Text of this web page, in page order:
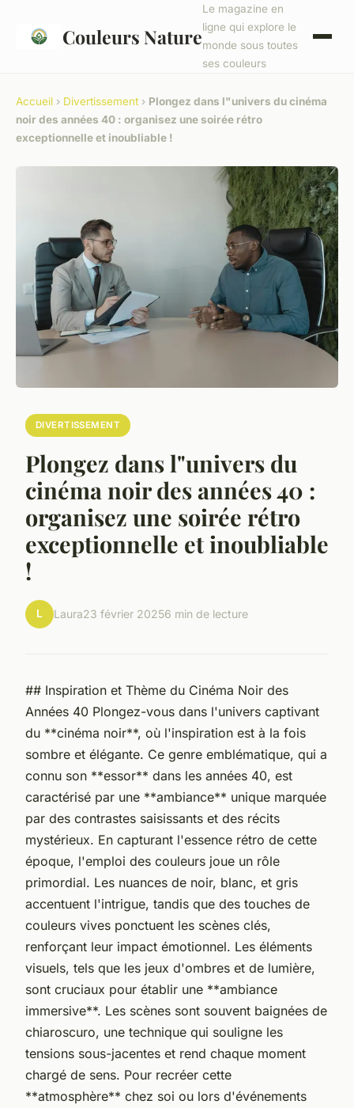
Couleurs Nature
Le magazine en
ligne qui explore le
monde sous toutes
ses couleurs
Accueil › Divertissement › Plongez dans l"univers du cinéma
noir des années 40 : organisez une soirée rétro
exceptionnelle et inoubliable !
DIVERTISSEMENT
Plongez dans l"univers du
cinéma noir des années 40 :
organisez une soirée rétro
exceptionnelle et inoubliable
!
L Laura23 février 20256 min de lecture
## Inspiration et Thème du Cinéma Noir des
Années 40 Plongez-vous dans l'univers captivant
du **cinéma noir**, où l'inspiration est à la fois
sombre et élégante. Ce genre emblématique, qui a
connu son **essor** dans les années 40, est
caractérisé par une **ambiance** unique marquée
par des contrastes saisissants et des récits
mystérieux. En capturant l'essence rétro de cette
époque, l'emploi des couleurs joue un rôle
primordial. Les nuances de noir, blanc, et gris
accentuent l'intrigue, tandis que des touches de
couleurs vives ponctuent les scènes clés,
renforçant leur impact émotionnel. Les éléments
visuels, tels que les jeux d'ombres et de lumière,
sont cruciaux pour établir une **ambiance
immersive**. Les scènes sont souvent baignées de
chiaroscuro, une technique qui souligne les
tensions sous-jacentes et rend chaque moment
chargé de sens. Pour recréer cette
**atmosphère** chez soi ou lors d'événements